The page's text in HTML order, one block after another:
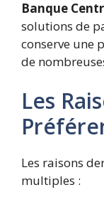
Banque
solutions de
conserve une
de
Les
Les raisons
multiples :